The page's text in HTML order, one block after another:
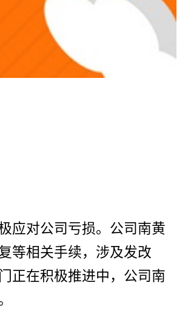
应对公司亏损。公司南黄
等相关手续，涉及发改
正在积极推进中，公司南